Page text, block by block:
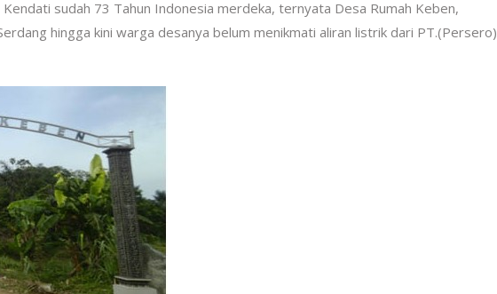
Kendati sudah 73 Tahun Indonesia merdeka, ternyata Desa Rumah Keben,
hingga kini warga desanya belum menikmati aliran listrik dari PT.(Persero)